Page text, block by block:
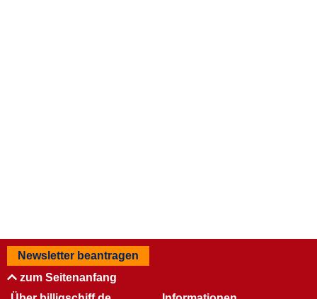
Newsletter beantragen
zum Seitenanfang